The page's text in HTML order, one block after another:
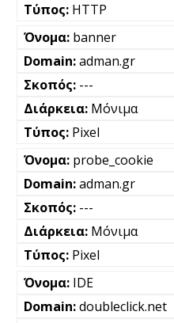
HTTP
banner
adman.gr
---
Μόνιμα
Pixel
probe_cookie
adman.gr
---
Μόνιμα
Pixel
IDE
doubleclick.net